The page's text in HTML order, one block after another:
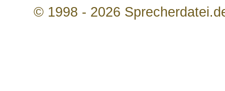
© 1998 - 2026